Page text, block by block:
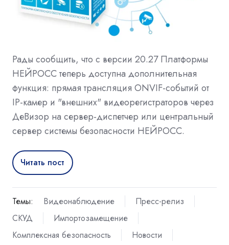
Рады сообщить, что с версии 20.27 Платформы
НЕЙРОСС теперь доступна дополнительная
функция: прямая трансляция ONVIF-событий от
IP-камер и "внешних" видеорегистраторов через
ДеВизор на сервер-диспетчер или центральный
сервер системы безопасности НЕЙРОСС.
Читать пост
Темы: Видеонаблюдение
Пресс-релиз
СКУД
Импортозамещение
Комплексная безопасность
Новости